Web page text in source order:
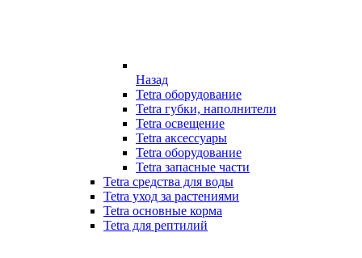
Назад
Tetra оборудование
Tetra губки, наполнители
Tetra освещение
Tetra аксессуары
Tetra оборудование
Tetra запасные части
Tetra средства для воды
Tetra уход за растениями
Tetra основные корма
Tetra для рептилий